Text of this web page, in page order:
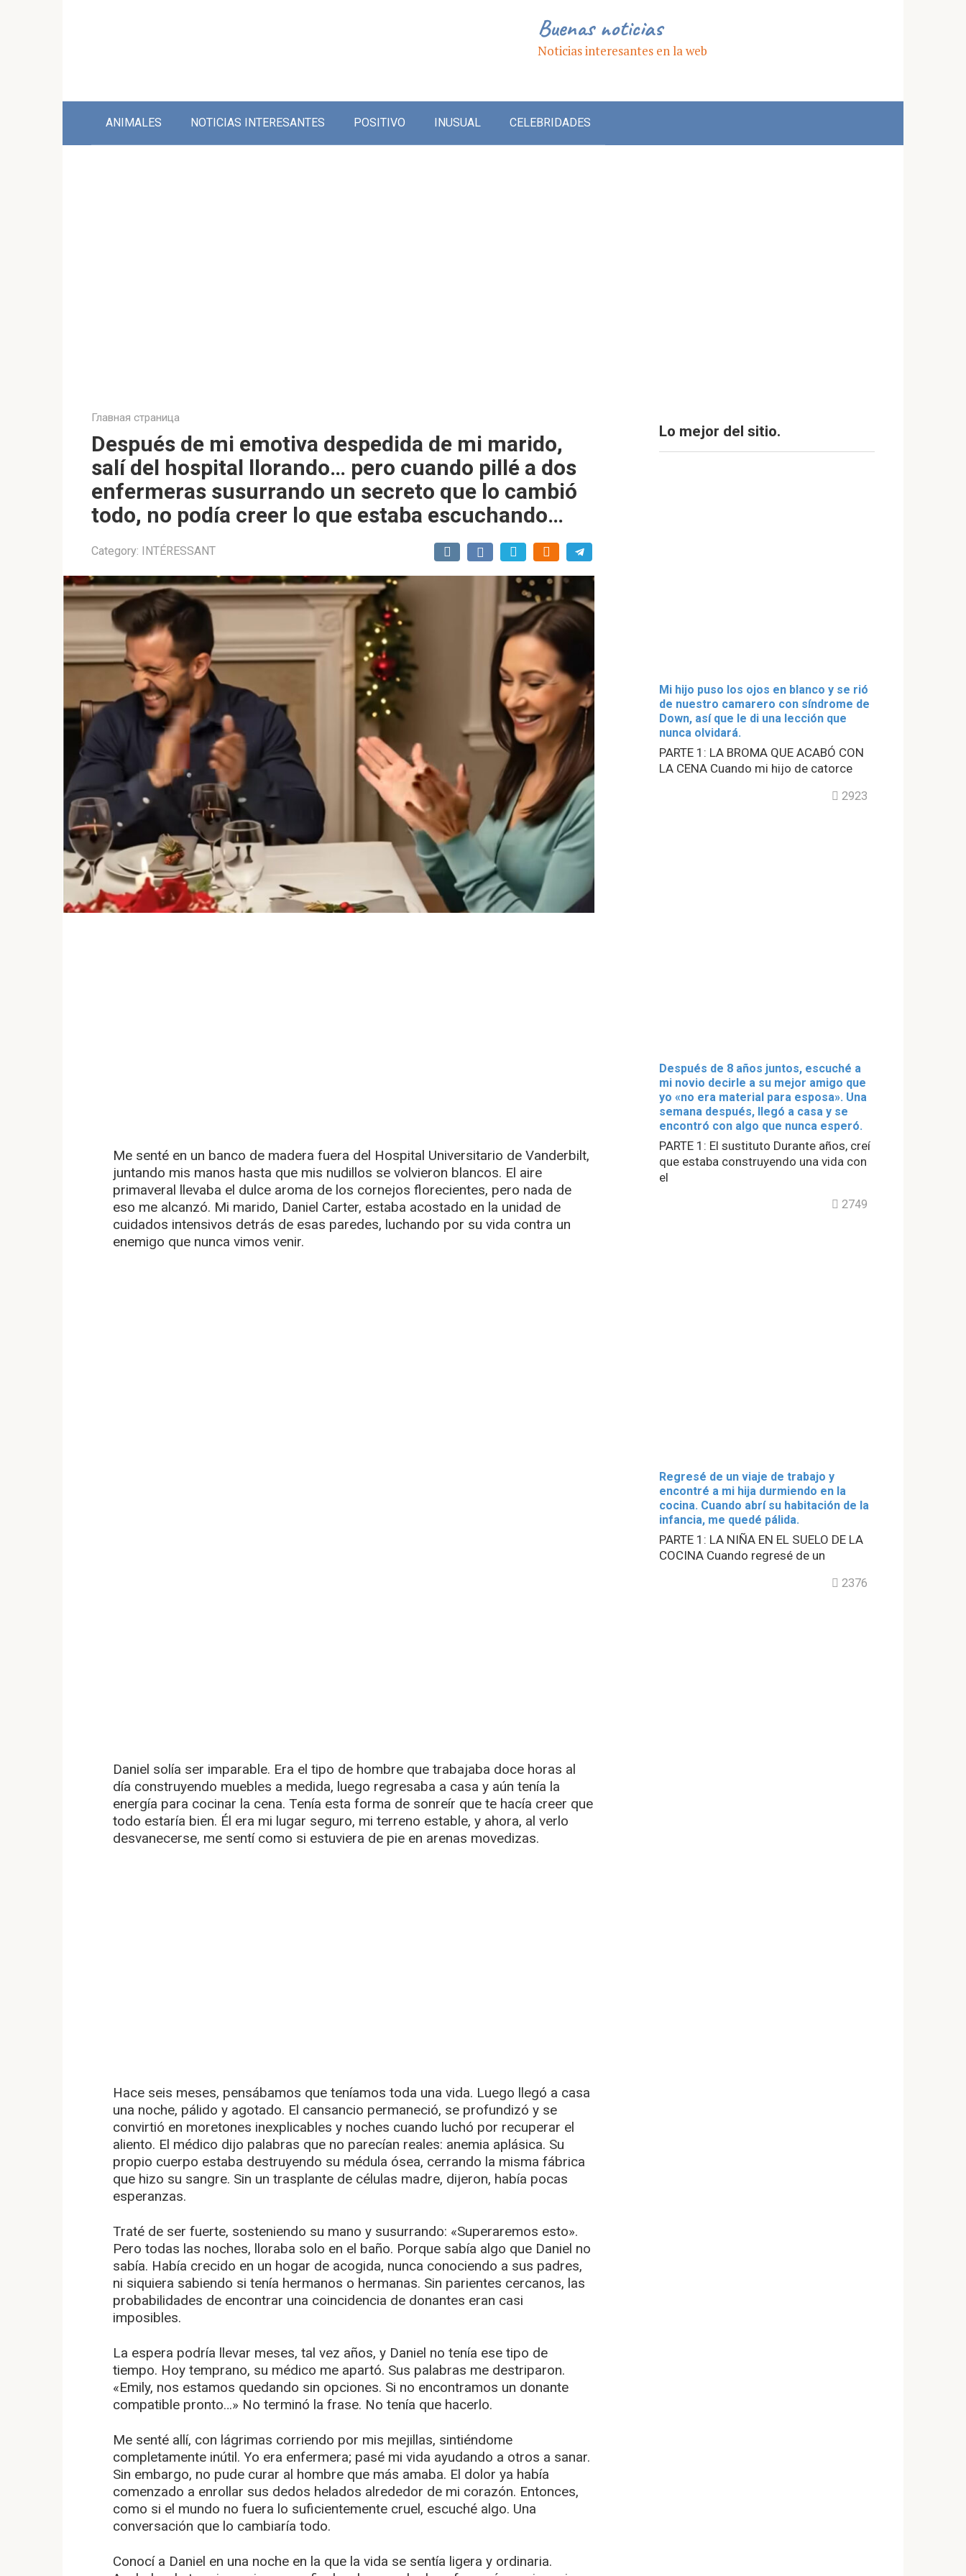
Buenas noticias
Noticias interesantes en la web
ANIMALES NOTICIAS INTERESANTES POSITIVO INUSUAL CELEBRIDADES
Главная страница
Después de mi emotiva despedida de mi marido,
salí del hospital llorando… pero cuando pillé a dos
enfermeras susurrando un secreto que lo cambió
todo, no podía creer lo que estaba escuchando…
Category: INTÉRESSANT
Me senté en un banco de madera fuera del Hospital Universitario de Vanderbilt,
juntando mis manos hasta que mis nudillos se volvieron blancos. El aire
primaveral llevaba el dulce aroma de los cornejos florecientes, pero nada de
eso me alcanzó. Mi marido, Daniel Carter, estaba acostado en la unidad de
cuidados intensivos detrás de esas paredes, luchando por su vida contra un
enemigo que nunca vimos venir.
Daniel solía ser imparable. Era el tipo de hombre que trabajaba doce horas al
día construyendo muebles a medida, luego regresaba a casa y aún tenía la
energía para cocinar la cena. Tenía esta forma de sonreír que te hacía creer que
todo estaría bien. Él era mi lugar seguro, mi terreno estable, y ahora, al verlo
desvanecerse, me sentí como si estuviera de pie en arenas movedizas.
Hace seis meses, pensábamos que teníamos toda una vida. Luego llegó a casa
una noche, pálido y agotado. El cansancio permaneció, se profundizó y se
convirtió en moretones inexplicables y noches cuando luchó por recuperar el
aliento. El médico dijo palabras que no parecían reales: anemia aplásica. Su
propio cuerpo estaba destruyendo su médula ósea, cerrando la misma fábrica
que hizo su sangre. Sin un trasplante de células madre, dijeron, había pocas
esperanzas.
Traté de ser fuerte, sosteniendo su mano y susurrando: «Superaremos esto».
Pero todas las noches, lloraba solo en el baño. Porque sabía algo que Daniel no
sabía. Había crecido en un hogar de acogida, nunca conociendo a sus padres,
ni siquiera sabiendo si tenía hermanos o hermanas. Sin parientes cercanos, las
probabilidades de encontrar una coincidencia de donantes eran casi
imposibles.
La espera podría llevar meses, tal vez años, y Daniel no tenía ese tipo de
tiempo. Hoy temprano, su médico me apartó. Sus palabras me destriparon.
«Emily, nos estamos quedando sin opciones. Si no encontramos un donante
compatible pronto…» No terminó la frase. No tenía que hacerlo.
Me senté allí, con lágrimas corriendo por mis mejillas, sintiéndome
completamente inútil. Yo era enfermera; pasé mi vida ayudando a otros a sanar.
Sin embargo, no pude curar al hombre que más amaba. El dolor ya había
comenzado a enrollar sus dedos helados alrededor de mi corazón. Entonces,
como si el mundo no fuera lo suficientemente cruel, escuché algo. Una
conversación que lo cambiaría todo.
Conocí a Daniel en una noche en la que la vida se sentía ligera y ordinaria.
Lo mejor del sitio.
Mi hijo puso los ojos en blanco y se rió
de nuestro camarero con síndrome de
Down, así que le di una lección que
nunca olvidará.
PARTE 1: LA BROMA QUE ACABÓ CON
LA CENA Cuando mi hijo de catorce
2923
Después de 8 años juntos, escuché a
mi novio decirle a su mejor amigo que
yo «no era material para esposa». Una
semana después, llegó a casa y se
encontró con algo que nunca esperó.
PARTE 1: El sustituto Durante años, creí
que estaba construyendo una vida con
el
2749
Regresé de un viaje de trabajo y
encontré a mi hija durmiendo en la
cocina. Cuando abrí su habitación de la
infancia, me quedé pálida.
PARTE 1: LA NIÑA EN EL SUELO DE LA
COCINA Cuando regresé de un
2376